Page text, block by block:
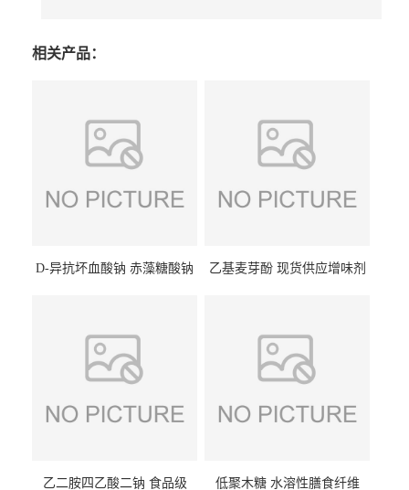
相关产品：
D-异抗坏血酸钠 赤藻糖酸钠
乙基麦芽酚 现货供应增味剂
乙二胺四乙酸二钠 食品级
低聚木糖 水溶性膳食纤维